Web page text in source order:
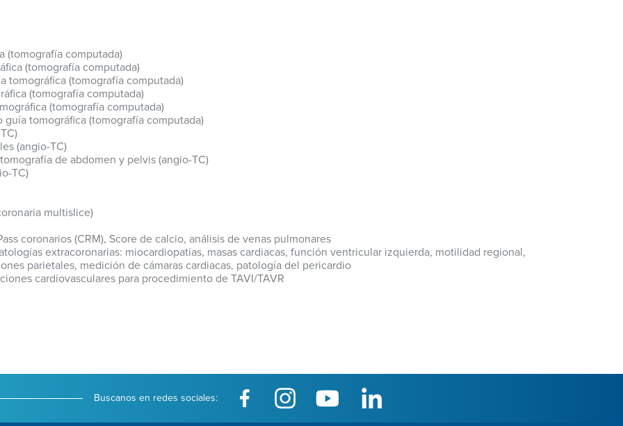
(tomografía computada)
(tomografía computada)
tomográfica (tomografía computada)
(tomografía computada)
(tomografía computada)
tomográfica (tomografía computada)
(angio-TC)
de abdomen y pelvis (angio-TC)
TC)
multislice)
coronarios (CRM), Score de calcio, análisis de venas pulmonares
extracoronarias: miocardiopatías, masas cardiacas, función ventricular izquierda, motilidad regional,
parietales, medición de cámaras cardiacas, patología del pericardio
cardiovasculares para procedimiento de TAVI/TAVR
Buscanos en redes sociales: